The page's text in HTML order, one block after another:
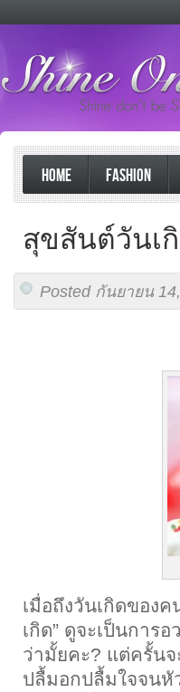
HOME FASHION
สุขสันต์วันเ
Posted กันยายน
เมื่อถึงวันเกิดของ
เกิด” ดูจะเป็นการ
ว่ามั้ยคะ? แต่ครั้นจ
ปลื้มอกปลื้มใจจนหั